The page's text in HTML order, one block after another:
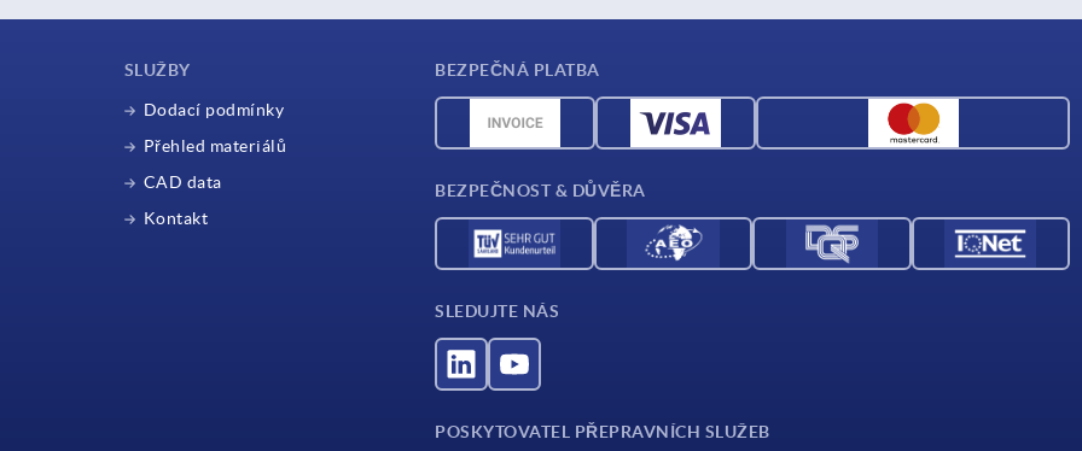
SLUŽBY
Dodací podmínky
Přehled materiálů
CAD data
Kontakt
BEZPEČNÁ PLATBA
BEZPEČNOST & DŮVĚRA
SLEDUJTE NÁS
POSKYTOVATEL PŘEPRAVNÍCH SLUŽEB